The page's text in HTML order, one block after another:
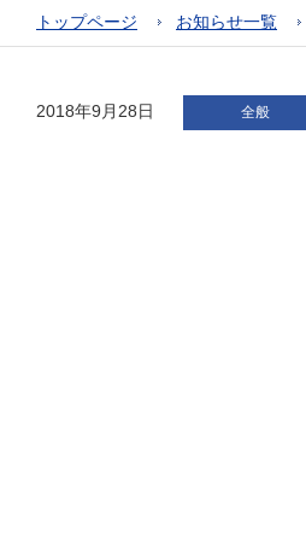
トップページ お知らせ一覧
2018年9月28日 全般